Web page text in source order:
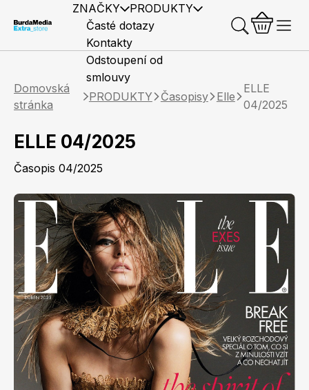
ZNAČKY PRODUKTY
Marianne Elle Decoration
Knihy Merch
Časté dotazy
Kontakty
Odstoupení od
smlouvy
Domovská
stránka
PRODUKTY Časopisy Elle
ELLE
04/2025
ELLE 04/2025
Časopis 04/2025